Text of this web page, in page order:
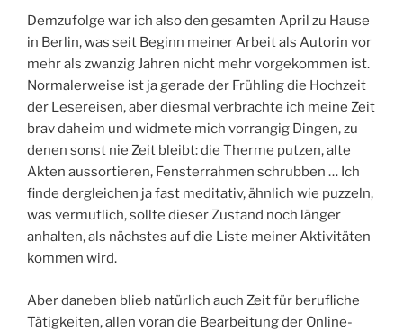
Demzufolge war ich also den gesamten April zu Hause
in Berlin, was seit Beginn meiner Arbeit als Autorin vor
mehr als zwanzig Jahren nicht mehr vorgekommen ist.
Normalerweise ist ja gerade der Frühling die Hochzeit
der Lesereisen, aber diesmal verbrachte ich meine Zeit
brav daheim und widmete mich vorrangig Dingen, zu
denen sonst nie Zeit bleibt: die Therme putzen, alte
Akten aussortieren, Fensterrahmen schrubben … Ich
finde dergleichen ja fast meditativ, ähnlich wie puzzeln,
was vermutlich, sollte dieser Zustand noch länger
anhalten, als nächstes auf die Liste meiner Aktivitäten
kommen wird.
Aber daneben blieb natürlich auch Zeit für berufliche
Tätigkeiten, allen voran die Bearbeitung der Online-